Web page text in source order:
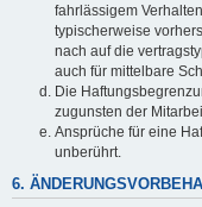
fahrlässigem
typischerweise
nach auf die
auch für mittelbare
Die
zugunsten der
Ansprüche für eine
unberührt.
6.